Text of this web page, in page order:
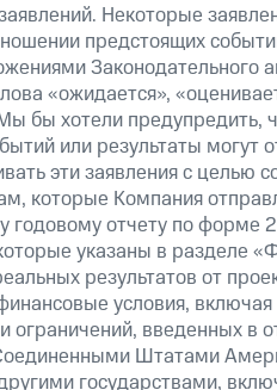
Некоторые
предстоящих
«ожидается»,
хотели предупредить,
или результаты могут
эти заявления с целью
которые Компания
годовому отчету по форме
указаны в разделе
результатов от
условия,
ограничений, введенных в
Штатами
государствами,